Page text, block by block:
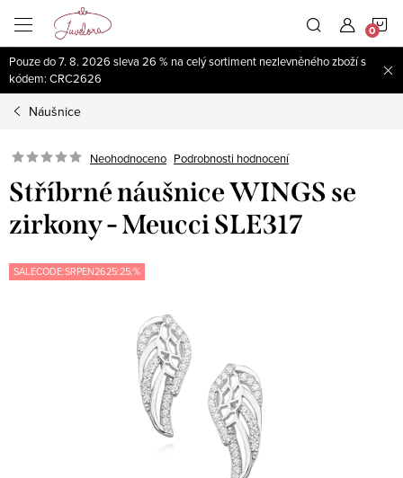
obsah
Pouze do 7. 8. 2026 sleva 26 % na celý sortiment nezlevněného zboží s
kódem: CRC2626
Náušnice
Neohodnoceno Podrobnosti hodnocení
Stříbrné náušnice WINGS se
zirkony - Meucci SLE317
SALECODE:SRPEN2625:25:%